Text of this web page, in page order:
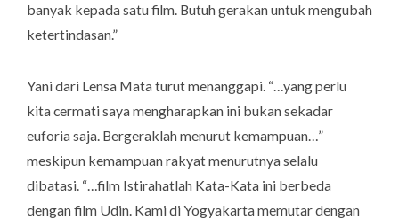
banyak kepada satu film. Butuh gerakan untuk mengubah
ketertindasan.”
Yani dari Lensa Mata turut menanggapi. “…yang perlu
kita cermati saya mengharapkan ini bukan sekadar
euforia saja. Bergeraklah menurut kemampuan…”
meskipun kemampuan rakyat menurutnya selalu
dibatasi. “…film Istirahatlah Kata-Kata ini berbeda
dengan film Udin. Kami di Yogyakarta memutar dengan